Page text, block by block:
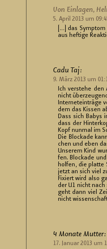
Von Ein­la­gen,
5. April 2013 um
[…] das
aus hef­ti­ge
Cadu Taj:
9. März 2013 um
Ich ver­ste­he den
nicht
In­ter­net­ein­trä­ge
dem das Kis­sen
Dass sich Babys
dass der
Kopf nun­mal im
Die Blo­cka­de
chen und eben
Un­se­rem Kind
fen. Blo­cka­de
hol­fen, die plat­te
jetzt an sich viel
Fi­xiert wird also
der U1 nicht
geht dann viel
nicht
4 Mo­na­te Mut­ter:
17. Ja­nu­ar 2013 um